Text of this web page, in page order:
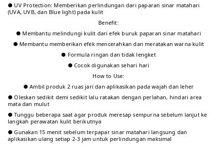
● UV Protection: Memberikan perlindungan dari paparan sinar matahari
(UVA, UVB, dan Blue light) pada kulit
Benefit:
● Membantu melindungi kulit dari efek buruk paparan sinar matahari
● Membantu memberikan efek mencerahkan dan meratakan warna kulit
● Formula ringan dan tidak lengket
● Cocok digunakan sehari hari
How to Use:
● Ambil produk 2 ruas jari dan aplikasikan pada wajah dan leher
● Oleskan sedikit demi sedikit lalu ratakan dengan perlahan, hindari area
mata dan mulut
● Tunggu beberapa saat agar produk meresap sempurna sebelum lanjut ke
langkah perawatan kulit berikutnya
● Gunakan 15 menit sebelum terpapar sinar matahari langsung dan
aplikasikan ulang setiap 2-3 jam untuk perlindungan maksimal